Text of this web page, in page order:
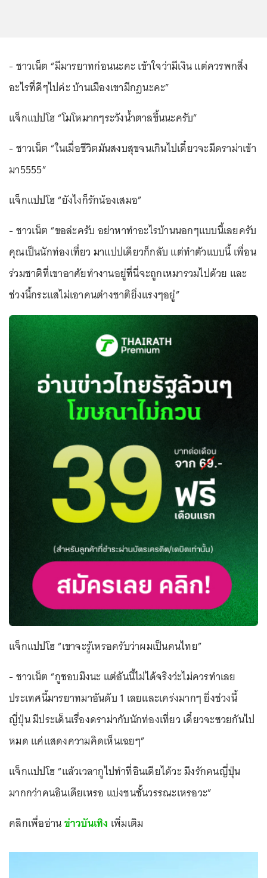
- ชาวเน็ต “มีมารยาทก่อนนะคะ เข้าใจว่ามีเงิน แต่ควรพกสิ่ง
อะไรที่ดีๆไปค่ะ บ้านเมืองเขามีกฎนะคะ”
แจ็กแปปโฮ “โมโหมากๆระวังน้ำตาลขึ้นนะครับ”
- ชาวเน็ต “ในเมื่อชีวิตมันสงบสุขจนเกินไปเดี๋ยวจะมีดราม่าเข้า
มา5555”
แจ็กแปปโฮ “ยังไงก็รักน้องเสมอ”
- ชาวเน็ต “ขอล่ะครับ อย่าหาทำอะไรบ้านนอกๆแบบนี้เลยครับ
คุณเป็นนักท่องเที่ยว มาแปปเดียวก็กลับ แต่ทำตัวแบบนี้ เพื่อน
ร่วมชาติที่เขาอาศัยทำงานอยู่ที่นี่จะถูกเหมารวมไปด้วย และ
ช่วงนี้กระแสไม่เอาคนต่างชาติยิ่งแรงๆอยู่”
แจ็กแปปโฮ “เขาจะรู้เหรอครับว่าผมเป็นคนไทย”
- ชาวเน็ต “กูชอบมึงนะ แต่อันนี้ไม่ได้จริงว่ะไม่ควรทำเลย
ประเทศนี้มารยาทมาอันดับ 1 เลยและเคร่งมากๆ ยิ่งช่วงนี้
ญี่ปุ่น มีประเด็นเรื่องดราม่ากับนักท่องเที่ยว เดี๋ยวจะซวยกันไป
หมด แค่แสดงความคิดเห็นเฉยๆ”
แจ็กแปปโฮ “แล้วเวลากูไปทำที่อินเดียได้วะ มึงรักคนญี่ปุ่น
มากกว่าคนอินเดียเหรอ แบ่งชนชั้นวรรณะเหรอวะ”
คลิกเพื่ออ่านข่าวบันเทิง เพิ่มเติม